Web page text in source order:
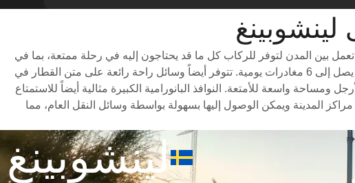
بين المدن لتوفر للركاب كل ما قد يحتاجون إليه في رحلة ممتعة، بما في
ذلك درجات سفر متنوعة للاختيار من بينها وأوقات سفر سريعة (تستغرق الرحلة حوالي 7 ساعات) وجدول مواعيد شامل يتضمن ما يصل إلى 6 مغادرات يومية. تتوفر أيضاً وسائل راحة رائعة على متن القطار في
واسعة للأمتعة. النوافذ البانورامية الكبيرة مثالية أيضاً للاستمتاع
المدينة ويمكن الوصول إليها بسهولة بواسطة وسائل النقل العام، مما
لينشوبينغ